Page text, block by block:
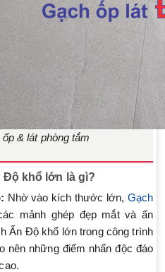
& lát phòng tắm
Độ khổ lớn là gì?
Nhờ vào kích thước lớn, Gạch
mảnh ghép đẹp mắt và ấn
Ấn Độ khổ lớn trong công trình
nên những điểm nhấn độc đáo